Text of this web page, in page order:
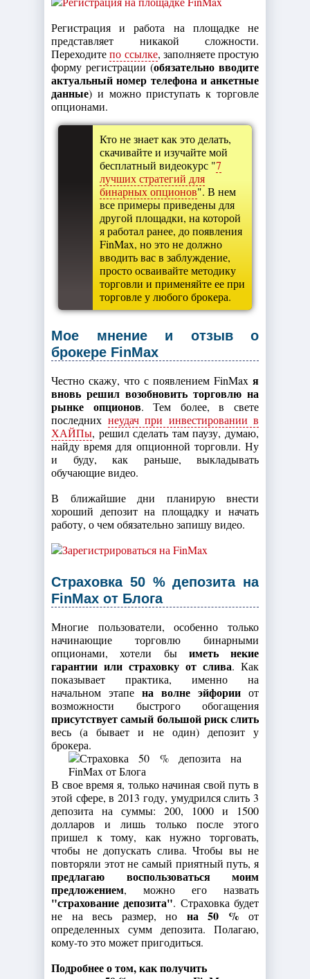
Регистрация и работа на площадке не
представляет никакой сложности.
Переходитепо ссылке, заполняете простую
форму регистрации (обязательно вводите
актуальный номер телефона и анкетные
данные) и можно приступать к торговле
опционами.
Кто не знает как это делать,
скачивайте и изучайте мой
бесплатный видеокурс "7
лучших стратегий для
бинарных опционов". В нем
все примеры приведены для
другой площадки, на которой
я работал ранее, до появления
FinMax, но это не должно
вводить вас в заблуждение,
просто осваивайте методику
торговли и применяйте ее при
торговле у любого брокера.
Мое мнение и отзыв о
брокере FinMax
Честно скажу, что с появлением FinMax я
вновь решил возобновить торговлю на
рынке опционов. Тем более, в свете
последних неудач при инвестировании в
ХАЙПы, решил сделать там паузу, думаю,
найду время для опционной торговли. Ну
и буду, как раньше, выкладывать
обучающие видео.
В ближайшие дни планирую внести
хороший депозит на площадку и начать
работу, о чем обязательно запишу видео.
Страховка 50 % депозита на
FinMax от Блога
Многие пользователи, особенно только
начинающие торговлю бинарными
опционами, хотели быиметь некие
гарантии или страховку от слива. Как
показывает практика, именно на
начальном этапе на волне эйфории от
возможности быстрого обогащения
присутствует самый большой риск слить
весь (а бывает и не один) депозит у
брокера.
В свое время я, только начиная свой путь в
этой сфере, в 2013 году, умудрился слить 3
депозита на суммы: 200, 1000 и 1500
долларов и лишь только после этого
пришел к тому, как нужно торговать,
чтобы не допускать слива. Чтобы вы не
повторяли этот не самый приятный путь, я
предлагаю воспользоваться моим
предложением, можно его назвать
"страхование депозита". Страховка будет
не на весь размер, но на 50 % от
определенных сумм депозита. Полагаю,
кому-то это может пригодиться.
Подробнее о том, как получить